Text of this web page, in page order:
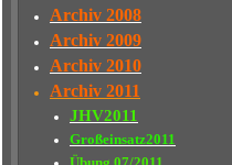
Archiv 2008
Archiv 2009
Archiv 2010
Archiv 2011
JHV2011
Großeinsatz2011